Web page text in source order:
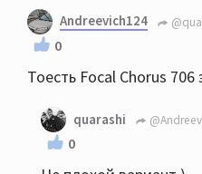
Andreevich124
0
Тоесть Focal Chorus
quarashi
0